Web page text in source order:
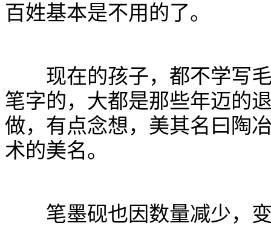
百姓基本是不用的了。
现在的孩子，都不学写毛
笔字的，大都是那些年迈的
做，有点念想，美其名曰陶
术的美名。
笔墨砚也因数量减少，变